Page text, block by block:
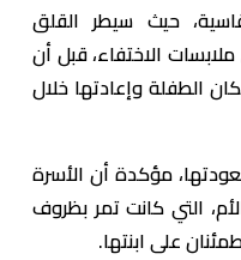
حيث سيطر القلق
الاختفاء، قبل أن
الطفلة وإعادتها خلال
مؤكدة أن الأسرة
التي كانت تمر بظروف
على ابنتها.